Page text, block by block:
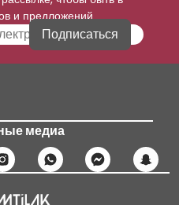
и предложений
Подписаться
медиа